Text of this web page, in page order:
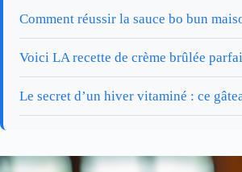
Comment réussir la sauce bo bun
Voici LA recette de crème brûlée
Le secret d’un hiver vitaminé : ce